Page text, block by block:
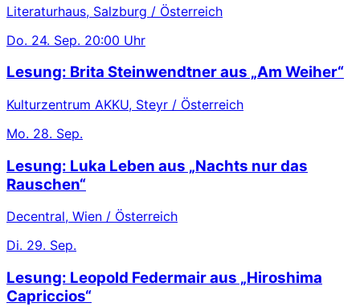
Literaturhaus, Salzburg / Österreich
Do. 24. Sep. 20:00 Uhr
Lesung: Brita Steinwendtner aus „Am Weiher“
Kulturzentrum AKKU, Steyr / Österreich
Mo. 28. Sep.
Lesung: Luka Leben aus „Nachts nur das
Rauschen“
Decentral, Wien / Österreich
Di. 29. Sep.
Lesung: Leopold Federmair aus „Hiroshima
Capriccios“